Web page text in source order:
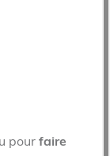
pour faire